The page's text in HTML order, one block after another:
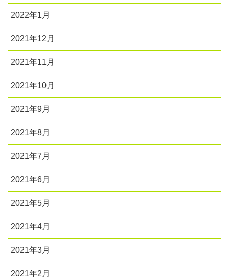
2022年1月
2021年12月
2021年11月
2021年10月
2021年9月
2021年8月
2021年7月
2021年6月
2021年5月
2021年4月
2021年3月
2021年2月